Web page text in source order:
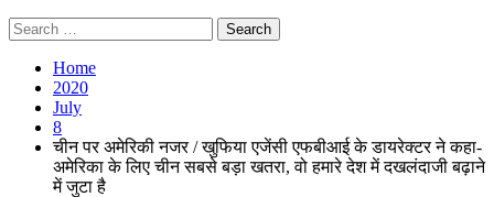
Search
for:
Home
2020
July
8
चीन पर अमेरिकी नजर / खुफिया एजेंसी एफबीआई के डायरेक्टर ने कहा-
अमेरिका के लिए चीन सबसे बड़ा खतरा, वो हमारे देश में दखलंदाजी बढ़ाने
में जुटा है